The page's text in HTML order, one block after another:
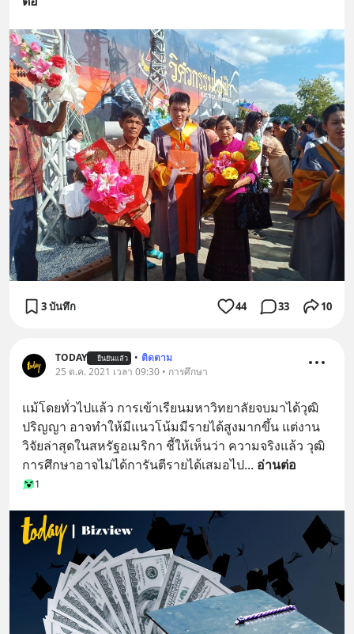
3 บันทึก 44 33 10
TODAY ยืนยันแล้ว • ติดตาม
25 ต.ค. 2021 เวลา 09:30 • การศึกษา
แม้โดยทั่วไปแล้ว การเข้าเรียนมหาวิทยาลัยจบมาได้วุฒิ
ปริญญา อาจทำให้มีแนวโน้มมีรายได้สูงมากขึ้น แต่งาน
วิจัยล่าสุดในสหรัฐอเมริกา ชี้ให้เห็นว่า ความจริงแล้ว วุฒิ
การศึกษาอาจไม่ได้การันตีรายได้เสมอไป... อ่านต่อ
1